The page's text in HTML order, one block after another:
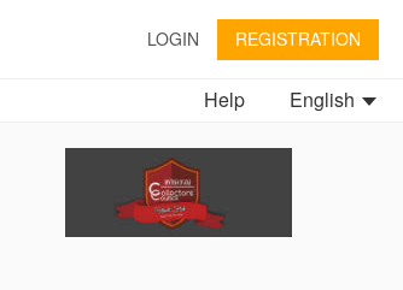
LOGIN REGISTRATION
English
Help